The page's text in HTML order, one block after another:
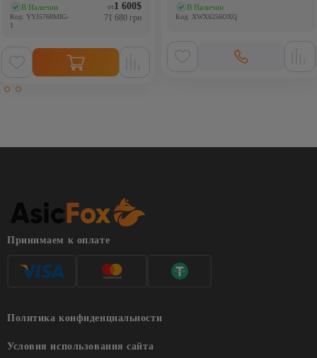
В Наличии
Код: YYJ5768MIG-
1
от1 600$
71 680 грн
В Наличии
Код: XWX6256OXQ
Принимаем к оплате
Политика конфиденциальности
Условия использования сайта